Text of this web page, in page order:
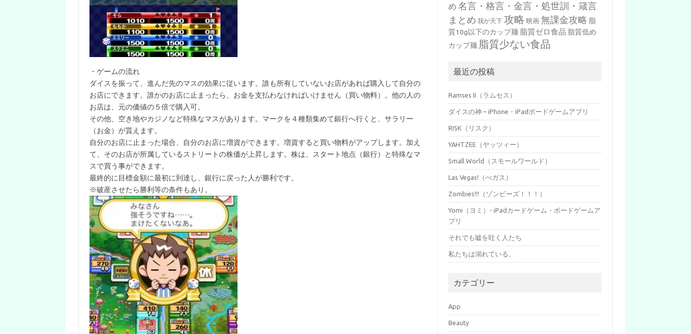
・ゲームの流れ
ダイスを振って、進んだ先のマスの効果に従います。誰も所有していないお店があれば購入して自分の
お店にできます。誰かのお店に止まったら、お金を支払わなければいけません（買い物料）。他の人の
お店は、元の価値の５倍で購入可。
その他、空き地やカジノなど特殊なマスがあります。マークを４種類集めて銀行へ行くと、サラリー
（お金）が貰えます。
自分のお店に止まった場合、自分のお店に増資ができます。増資すると買い物料がアップします。加え
て、そのお店が所属しているストリートの株価が上昇します。株は、スタート地点（銀行）と特殊なマ
スで買う事ができます。
最終的に目標金額に最初に到達し、銀行に戻った人が勝利です。
※破産させたら勝利等の条件もあり。
め 名言・格言・金言・処世訓・箴言
まとめ 我が天下 攻略 映画 無課金攻略 脂
質10g以下のカップ麺 脂質ゼロ食品 脂質低め
カップ麺 脂質少ない食品
最近の投稿
Ramses II（ラムセス）
ダイスの神 – iPhone・iPadボードゲームアプリ
RISK（リスク）
YAHTZEE（ヤッツィー）
Small World（スモールワールド）
Las Vegas!（べガス）
Zombies!!!（ゾンビーズ！！！）
Yomi（ヨミ）- iPadカードゲーム・ボードゲームア
プリ
それでも嘘を吐く人たち
私たちは溺れている。
カテゴリー
App
Beauty